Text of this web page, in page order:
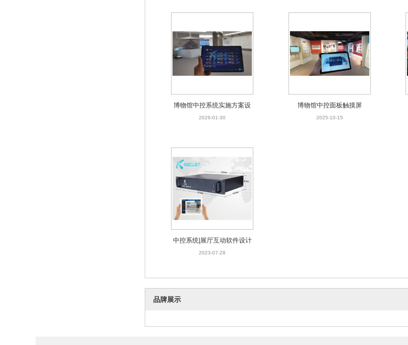
博物馆中控系统实施方案设
计
2026-01-30
博物馆中控面板触摸屏
2025-10-15
中控系统|展厅互动软件设计
施工
2023-07-28
品牌展示